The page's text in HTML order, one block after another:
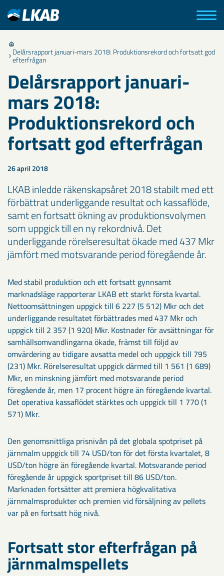
Delårsrapport januari-mars 2018: Produktionsrekord och fortsatt god
efterfrågan
Delårsrapport januari-
mars 2018:
Produktionsrekord och
fortsatt god efterfrågan
26 april 2018
LKAB inledde räkenskapsåret 2018 stabilt med ett
förbättrat underliggande resultat och kassaflöde,
samt en fortsatt ökning av produktionsvolymen
som uppgick till en ny rekordnivå. Det
underliggande rörelseresultat ökade med 437 Mkr
jämfört med motsvarande period föregående år.
Med stabil produktion och ett fortsatt gynnsamt
marknadsläge rapporterar LKAB ett starkt första kvartal.
Nettoomsättningen uppgick till 6 227 (5 512) Mkr och det
underliggande resultatet förbättrades med 437 Mkr och
uppgick till 2 357 (1 920) Mkr. Kostnader för avsättningar för
samhällsomvandlingarna ökade, främst till följd av
omvärdering av tidigare avsatta medel och uppgick till 795
(231) Mkr. Rörelseresultat uppgick därmed till 1 561 (1 689)
Mkr, en minskning jämfört med motsvarande period
föregående år, men 17 procent högre än föregående kvartal.
Det operativa kassaflödet stärktes och uppgick till 1 770 (1
571) Mkr.
Den genomsnittliga prisnivån på det globala spotpriset på
järnmalm uppgick till 74 USD/ton för det första kvartalet, 8
USD/ton högre än föregående kvartal. Motsvarande period
föregående år uppgick sportpriset till 86 USD/ton.
Marknaden fortsätter att premiera högkvalitativa
järnmalmsprodukter och premien vid försäljning av pellets
var på en fortsatt hög nivå.
Fortsatt stor efterfrågan på
järnmalmspellets